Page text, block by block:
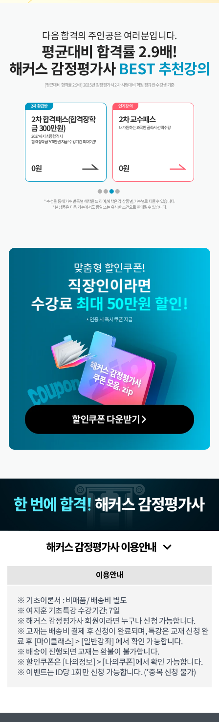
다음 합격의 주인공은 여러분입니다.
평균대비 합격률 2.9배!
해커스 감정평가사 BEST 추천강의
[평균대비 합격률 2.9배] 2025년 감정평가사 2차 시험대비 학원 정규반 수강생 기준
인기강의
2차 교수패스
내가 원하는 과목만 골라서 선택수강!
0원
환급반 1위
3년 100% 환급반
3년 내 합격만 하면 수강료 100% 환급!
0원
* 추첨을 통해 기수별 특별 혜택을 드리며, 혜택은 각 상품별, 기수별로 다를 수 있습니다.
* 본 상품은 다음 기수에서도 동일 또는 유사한 조건으로 판매될 수 있습니다.
맞춤형 할인쿠폰!
군인이라면
수강료 최대 50만원 할인!
이용안내
※ 기초이론서 : 비매품/ 배송비 별도
※ 여지훈 기초특강 수강기간: 7일
※ 해커스 감정평가사 회원이라면 누구나 신청 가능합니다.
※ 교재는 배송비 결제 후 신청이 완료되며, 특강은 교재 신청 완
료 후 [마이클래스] > [일반강좌] 에서 확인 가능합니다.
※ 배송이 진행되면 교재는 환불이 불가합니다.
※ 할인쿠폰은 [나의정보] > [나의쿠폰]에서 확인 가능합니다.
※ 이벤트는 ID당 1회만 신청 가능합니다. (*중복 신청 불가)